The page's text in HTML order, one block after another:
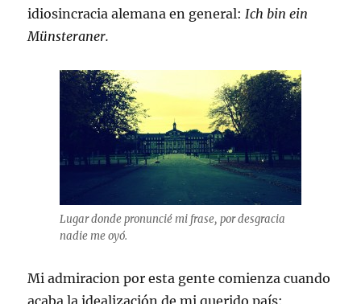
idiosincracia alemana en general:Ich bin ein
Münsteraner.
Lugar donde pronuncié mi frase, por desgracia
nadie me oyó.
Mi admiracion por esta gente comienza cuando
acaba la idealización de mi querido país: